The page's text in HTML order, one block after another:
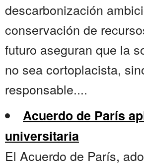
descarbonización
conservación de
futuro aseguran que la
no sea cortoplacista,
responsable....
Acuerdo de París
universitaria
El Acuerdo de París,